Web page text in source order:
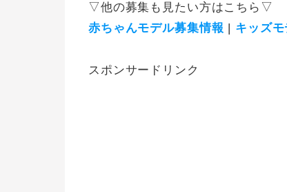
▽他の募集も見たい方はこちら▽
赤ちゃんモデル募集情報 | キッズ
スポンサードリンク